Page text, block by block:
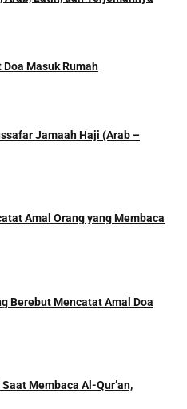
Masuk Rumah
Jamaah Haji (Arab –
Amal Orang yang Membaca
Berebut Mencatat Amal Doa
Membaca Al-Qur’an,